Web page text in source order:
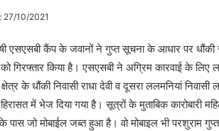
27/10/2021
एसएसबी कैंप के जवानों ने गुप्त सूचना के आधार पर
गिरफ्तार किया है। एसएसबी ने अग्रिम कारवाई के लिए
क्षेत्र के धौंकी निवासी राधा देवी व दूसरा ललमनियां
में भेज दिया गया है। सूत्रों के मुताबिक कारोबारी
जो मोबाईल जब्त हुआ है। वो मोबाइल भी परशुराम